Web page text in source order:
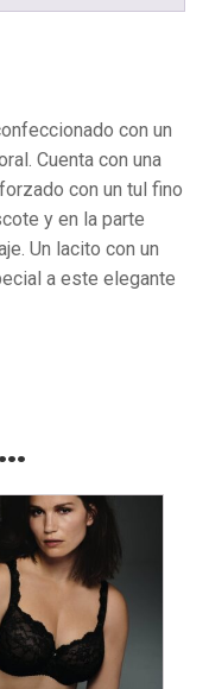
con un
Cuenta con una
con un tul fino
y en la parte
Un lacito con un
a este elegante